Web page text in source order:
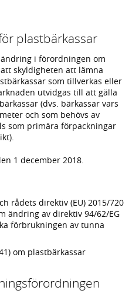
plastbärkassar
i förordningen om
skyldigheten att lämna
som tillverkas eller
utvidgas till att gälla
(dvs. bärkassar vars
och som behövs av
som primära förpackningar
1 december 2018.
rådets direktiv (EU) 2015/720
ändring av direktiv 94/62/EG
förbrukningen av tunna
om plastbärkassar